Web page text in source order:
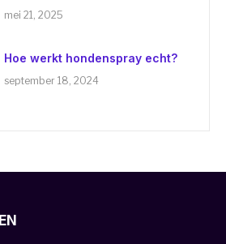
emotionele verbindingen
mei 21, 2025
Hoe werkt hondenspray echt?
september 18, 2024